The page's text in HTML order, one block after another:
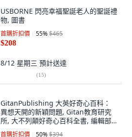
USBORNE 閃亮幸福聖誕老人的聖誕禮
物, 圖書
首購折扣價 55%$465
$208
8/12 星期三 預計送達
(15)
GitanPublishing 大英好奇心百科：
異想天開的新穎問題, Gitan教育研究
所, 大不列顛好奇心百科全書, 編輯部
著, 神秘的動物與人體
首購折扣價 50%$394